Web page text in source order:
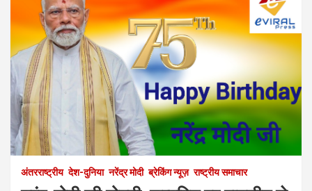
अंतरराष्ट्रीय देश-दुनिया नरेंद्र मोदी ब्रेकिंग न्यूज़ राष्ट्रीय समाचार